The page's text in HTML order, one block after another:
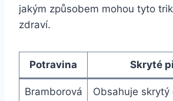
jakým způsobem mohou tyto
zdraví.
Potravina Skryté
Bramborová
Obsahuje skrytý